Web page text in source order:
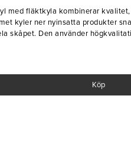
med fläktkyla kombinerar
kyler ner nyinsatta produkter
skåpet. Den använder
belysning förbättrar produktens
på precision och kvalitet.
Köp